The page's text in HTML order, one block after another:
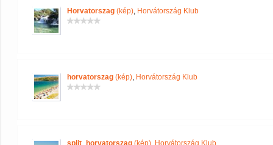
Horvatorszag (kép), Horvátország Klub
horvatorszag (kép), Horvátország Klub
split_horvatorszag (kép), Horvátország Klub